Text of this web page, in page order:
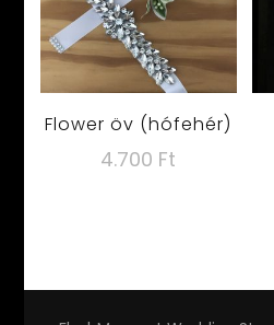
Flower öv (hófehér)
4.700 Ft